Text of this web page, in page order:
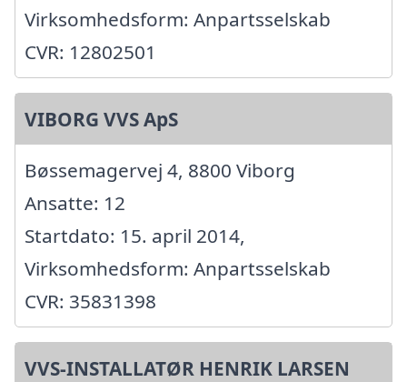
Virksomhedsform: Anpartsselskab
CVR: 12802501
VIBORG VVS ApS
Bøssemagervej 4, 8800 Viborg
Ansatte: 12
Startdato: 15. april 2014,
Virksomhedsform: Anpartsselskab
CVR: 35831398
VVS-INSTALLATØR HENRIK LARSEN